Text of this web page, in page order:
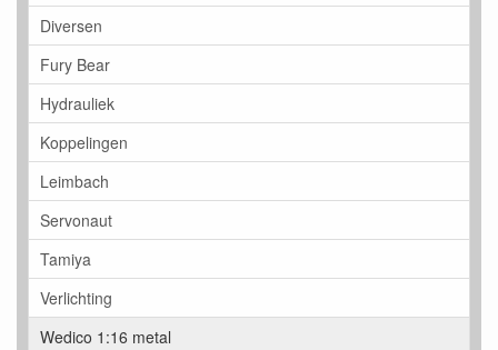
Diversen
Fury Bear
Hydrauliek
Koppelingen
Leimbach
Servonaut
Tamiya
Verlichting
Wedico 1:16 metal